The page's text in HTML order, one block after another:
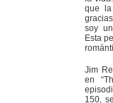
que la
soy
Esta
Jim
en
150,